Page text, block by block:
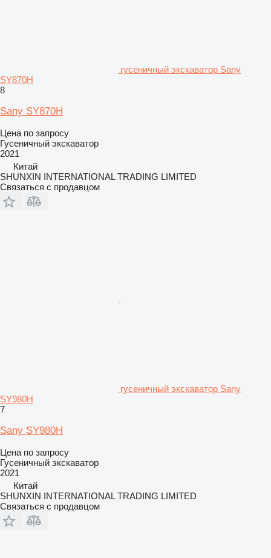
гусеничный экскаватор Sany
SY870H
8
Sany SY870H
Цена по запросу
Гусеничный экскаватор
2021
Китай
SHUNXIN INTERNATIONAL TRADING LIMITED
Связаться с продавцом
гусеничный экскаватор Sany
SY980H
7
Sany SY980H
Цена по запросу
Гусеничный экскаватор
2021
Китай
SHUNXIN INTERNATIONAL TRADING LIMITED
Связаться с продавцом